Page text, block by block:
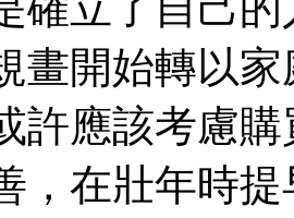
畫開始轉以
許應該考慮
，在壯年時